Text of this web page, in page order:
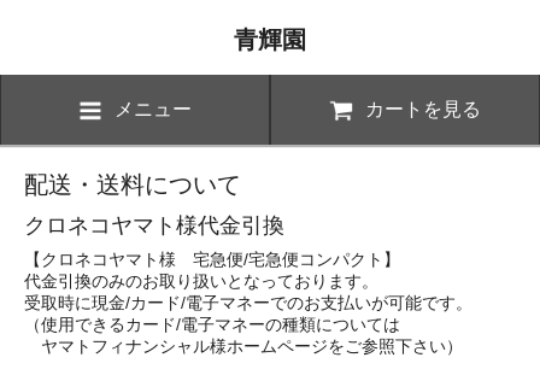
青輝園
メニュー カートを見る
配送・送料について
クロネコヤマト様代金引換
【クロネコヤマト様 宅急便/宅急便コンパクト】
代金引換のみのお取り扱いとなっております。
受取時に現金/カード/電子マネーでのお支払いが可能です。
（使用できるカード/電子マネーの種類については
ヤマトフィナンシャル様ホームページをご参照下さい）